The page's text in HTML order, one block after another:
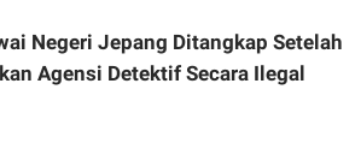
Negeri Jepang Ditangkap Setelah
Agensi Detektif Secara Ilegal